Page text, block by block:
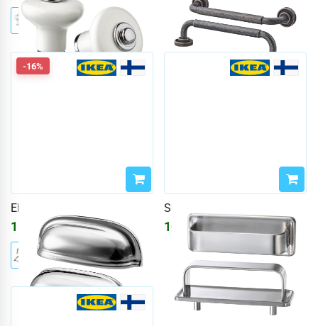
-16%
ENERYDA
1558 ₽1860₽
SÖRBYN
1091₽